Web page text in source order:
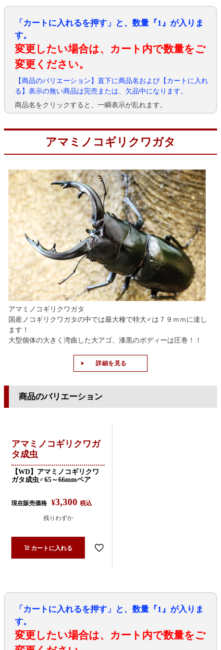
「カートに入れるを押す」と、数量『1』が入りま
す。
変更したい場合は、カート内で数量をご
変更ください。
【商品のバリエーション】直下に商品名および【カートに入れ
る】表示の無い商品は完売または、欠品中になります。
商品名をクリックすると、一瞬表示が乱れます。
アマミノコギリクワガタ
アマミノコギリクワガタ
国産ノコギリクワガタの中では最大種で特大♂は７９ｍｍに達し
ます！
大型個体の大きく湾曲した大アゴ、漆黒のボディーは圧巻！！
詳細を見る
商品のバリエーション
アマミノコギリクワガ
タ成虫
【WD】アマミノコギリクワ
ガタ成虫♂65～66mmペア
現在販売価格 ¥3,300 税込
残りわずか
カートに入れる
「カートに入れるを押す」と、数量『1』が入りま
す。
変更したい場合は、カート内で数量をご